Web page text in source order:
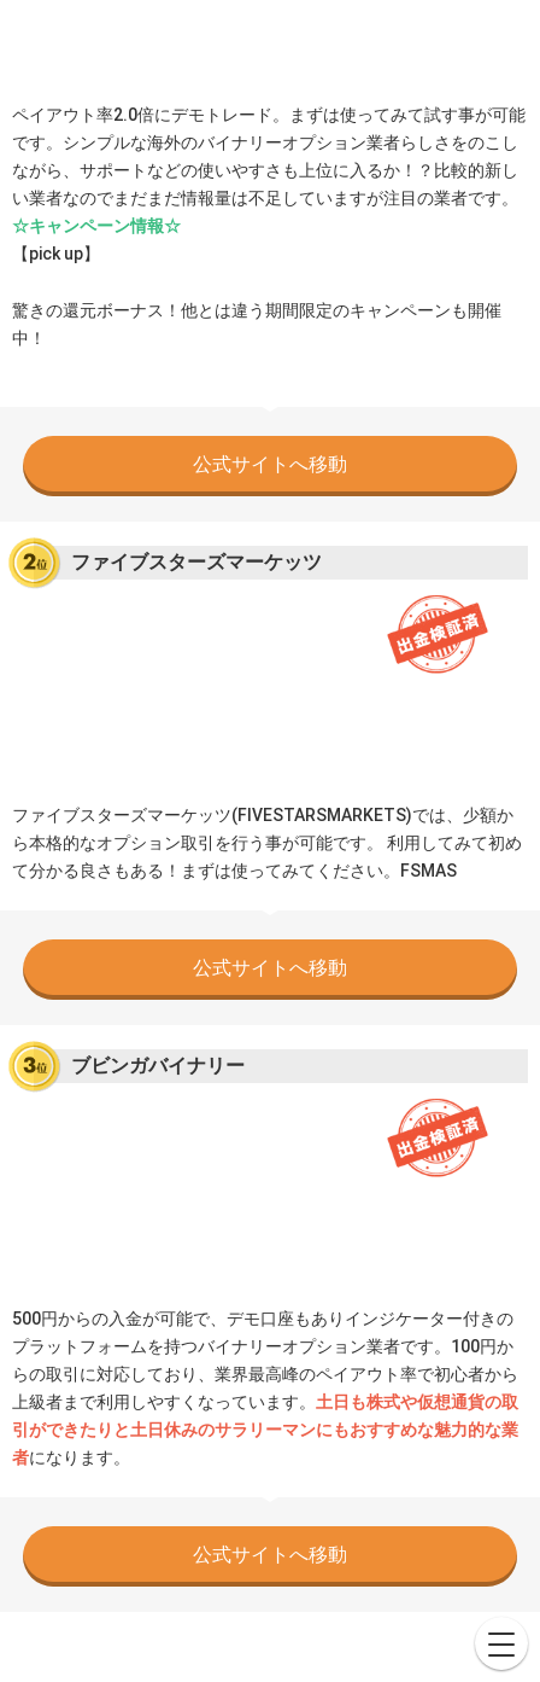
ペイアウト率2.0倍にデモトレード。まずは使ってみて試す事が可能
です。シンプルな海外のバイナリーオプション業者らしさをのこし
ながら、サポートなどの使いやすさも上位に入るか！？比較的新し
い業者なのでまだまだ情報量は不足していますが注目の業者です。
☆キャンペーン情報☆
【pick up】
驚きの還元ボーナス！他とは違う期間限定のキャンペーンも開催
中！
公式サイトへ移動
ファイブスターズマーケッツ
ファイブスターズマーケッツ(FIVESTARSMARKETS)では、少額か
ら本格的なオプション取引を行う事が可能です。 利用してみて初め
て分かる良さもある！まずは使ってみてください。FSMAS
公式サイトへ移動
ブビンガバイナリー
500円からの入金が可能で、デモ口座もありインジケーター付きの
プラットフォームを持つバイナリーオプション業者です。100円か
らの取引に対応しており、業界最高峰のペイアウト率で初心者から
上級者まで利用しやすくなっています。 土日も株式や仮想通貨の取
引ができたりと土日休みのサラリーマンにもおすすめな魅力的な業
者になります。
公式サイトへ移動